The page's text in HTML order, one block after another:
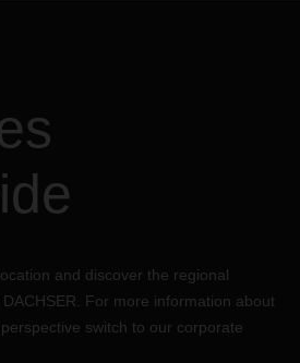
and discover the regional
For more information about
switch to our corporate